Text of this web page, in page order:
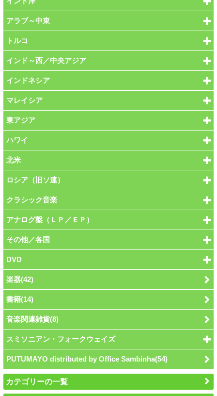
アラブ～中東
トルコ
インド～西／中央アジア
インドネシア
マレイシア
東アジア
ハワイ
北米
ロシア（旧ソ連）
クラシック音楽
アナログ盤（ＬＰ／ＥＰ）
その他／各国
DVD
楽器(42)
書籍(14)
音楽関連雑貨(8)
スミソニアン・フォークウェイズ
PUTUMAYO distributed by Office Sambinha(54)
カテゴリーの一覧